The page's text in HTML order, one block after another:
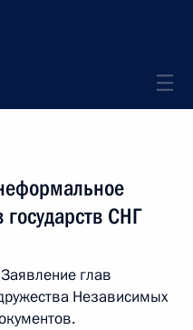
государств СНГ
глав
Независимых